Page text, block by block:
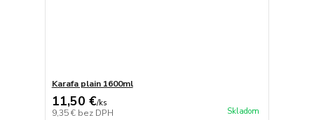
Karafa plain 1600ml
11,50 €/ks
9,35 € bez DPH Skladom